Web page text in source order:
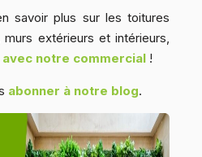
savoir plus sur les toitures
extérieurs et intérieurs,
avec notre commercial !
abonner à notre blog.